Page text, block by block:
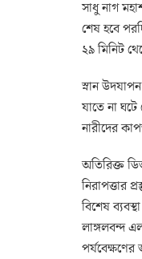
সাধু নাগ
শেষ হবে
২৯ মিনিট
স্নান
যাতে না ঘটে
নারীদের
অতিরিক্ত
নিরাপত্তার
বিশেষ
লাঙ্গলবন্দ